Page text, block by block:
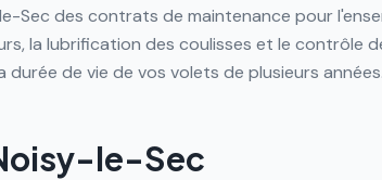
Sec des contrats de maintenance pour
la lubrification des coulisses et le contrôle
de vie de vos volets de plusieurs années.
le-Sec